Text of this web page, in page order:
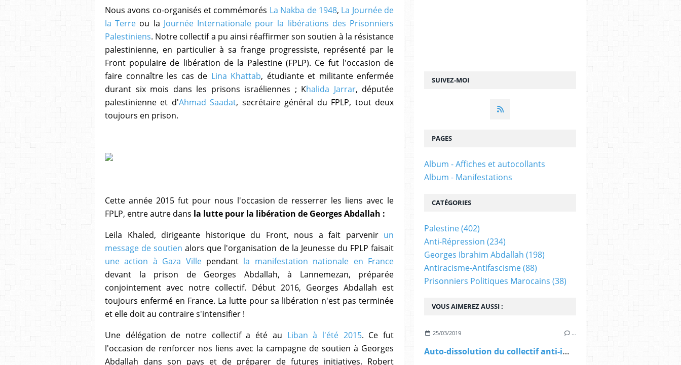
Nous avons co-organisés et commémorés La Nakba de 1948, La Journée de
la Terre ou la Journée Internationale pour la libérations des Prisonniers
Palestiniens. Notre collectif a pu ainsi réaffirmer son soutien à la résistance
palestinienne, en particulier à sa frange progressiste, représenté par le
Front populaire de libération de la Palestine (FPLP). Ce fut l'occasion de
faire connaître les cas de Lina Khattab, étudiante et militante enfermée
durant six mois dans les prisons israéliennes ; Khalida Jarrar, députée
palestinienne et d'Ahmad Saadat, secrétaire général du FPLP, tout deux
toujours en prison.
Cette année 2015 fut pour nous l'occasion de resserrer les liens avec le
FPLP, entre autre dans la lutte pour la libération de Georges Abdallah :
Leila Khaled, dirigeante historique du Front, nous a fait parvenir un
message de soutien alors que l'organisation de la Jeunesse du FPLP faisait
une action à Gaza Villependant la manifestation nationale en France
devant la prison de Georges Abdallah, à Lannemezan, préparée
conjointement avec notre collectif. Début 2016, Georges Abdallah est
toujours enfermé en France. La lutte pour sa libération n'est pas terminée
et elle doit au contraire s'intensifier !
Une délégation de notre collectif a été au Liban à l'été 2015. Ce fut
l'occasion de renforcer nos liens avec la campagne de soutien à Georges
Abdallah dans son pays et de préparer de futures initiatives. Robert
SUIVEZ-MOI
VOUS AIMEREZ AUSSI :
25/03/2019 …
Auto-dissolution du collectif anti-impérialiste Coup Pour Coup 31
PAGES
Album - Affiches et autocollants
Album - Manifestations
CATÉGORIES
Palestine(402)
Anti-Répression (234)
Georges Ibrahim Abdallah (198)
Antiracisme-Antifascisme(88)
Prisonniers Politiques Marocains (38)